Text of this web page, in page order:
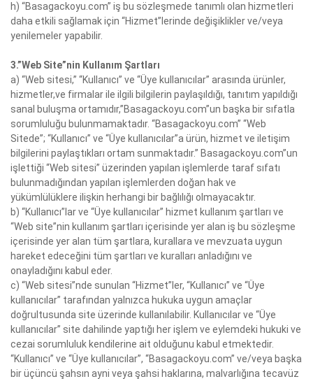
h) “Basagackoyu.com” iş bu sözleşmede tanımlı olan hizmetleri
daha etkili sağlamak için “Hizmet”lerinde değişiklikler ve/veya
yenilemeler yapabilir.
3.”Web Site”nin Kullanım Şartları
a) “Web sitesi,” “Kullanıcı” ve “Üye kullanıcılar” arasında ürünler,
hizmetler,ve firmalar ile ilgili bilgilerin paylaşıldığı, tanıtım yapıldığı
sanal buluşma ortamıdır,”Basagackoyu.com”un başka bir sıfatla
sorumluluğu bulunmamaktadır. “Basagackoyu.com” “Web
Sitede”; “Kullanıcı” ve “Üye kullanıcılar”a ürün, hizmet ve iletişim
bilgilerini paylaştıkları ortam sunmaktadır.” Basagackoyu.com”un
işlettiği “Web sitesi” üzerinden yapılan işlemlerde taraf sıfatı
bulunmadığından yapılan işlemlerden doğan hak ve
yükümlülüklere ilişkin herhangi bir bağlılığı olmayacaktır.
b) “Kullanıcı”lar ve “Üye kullanıcılar” hizmet kullanım şartları ve
“Web site”nin kullanım şartları içerisinde yer alan iş bu sözleşme
içerisinde yer alan tüm şartlara, kurallara ve mevzuata uygun
hareket edeceğini tüm şartları ve kuralları anladığını ve
onayladığını kabul eder.
c) “Web sitesi”nde sunulan “Hizmet”ler, “Kullanıcı” ve “Üye
kullanıcılar” tarafından yalnızca hukuka uygun amaçlar
doğrultusunda site üzerinde kullanılabilir. Kullanıcılar ve “Üye
kullanıcılar” site dahilinde yaptığı her işlem ve eylemdeki hukuki ve
cezai sorumluluk kendilerine ait olduğunu kabul etmektedir.
“Kullanıcı” ve “Üye kullanıcılar”, “Basagackoyu.com” ve/veya başka
bir üçüncü şahsın ayni veya şahsi haklarına, malvarlığına tecavüz